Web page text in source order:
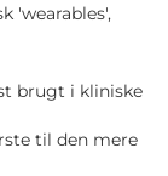
'wearables',
brugt i kliniske
til den mere